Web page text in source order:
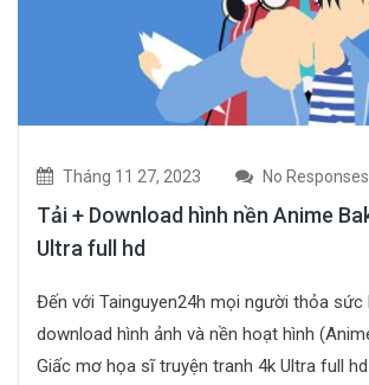
Tháng 11 27, 2023 No Responses
Tải + Download hình nền Anime
Ultra full hd
Đến với Tainguyen24h mọi người thỏa sức
download hình ảnh và nền hoạt hình
Giấc mơ họa sĩ truyện tranh 4k Ultra full